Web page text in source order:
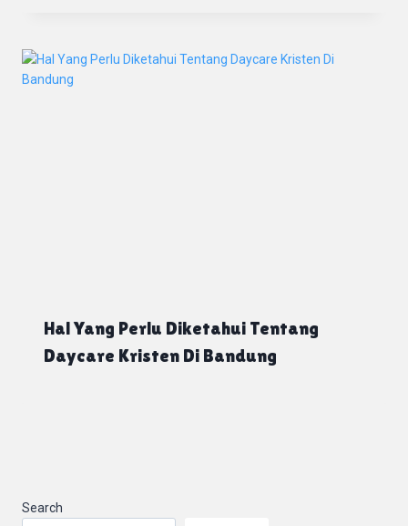
Hal Yang Perlu Diketahui Tentang
Daycare Kristen Di Bandung
Search